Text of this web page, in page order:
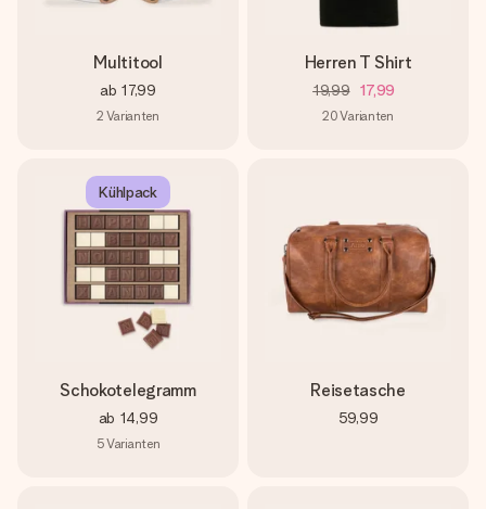
Multitool
ab 17,99
2 Varianten
Herren T Shirt
19,99 17,99
20Varianten
Kühlpack
Schokotelegramm
ab 14,99
5Varianten
Reisetasche
59,99